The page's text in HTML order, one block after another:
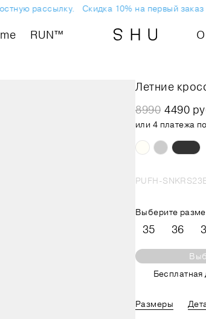
рассылку. Скидка 10% на первый заказ
RUN™ О
Летние
8990 4490
или 4 платежа
PUFH-
Выберите
35 36
Бесплатная
Размеры